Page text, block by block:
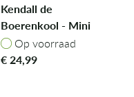
Kendall de
Boerenkool - Mini
Doudou-Bijtring
Op voorraad
Op voorraad
€24,99